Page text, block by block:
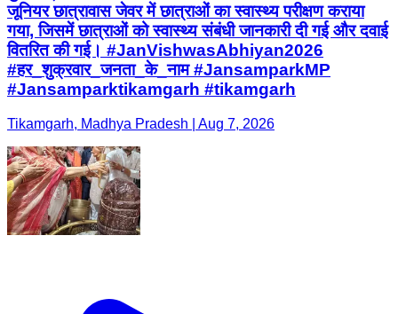
जूनियर छात्रावास जेवर में छात्राओं का स्वास्थ्य परीक्षण कराया
गया, जिसमें छात्राओं को स्वास्थ्य संबंधी जानकारी दी गई और दवाई
वितरित की गई। #JanVishwasAbhiyan2026
#हर_शुक्रवार_जनता_के_नाम #JansamparkMP
#Jansamparktikamgarh #tikamgarh
Tikamgarh, Madhya Pradesh | Aug 7, 2026